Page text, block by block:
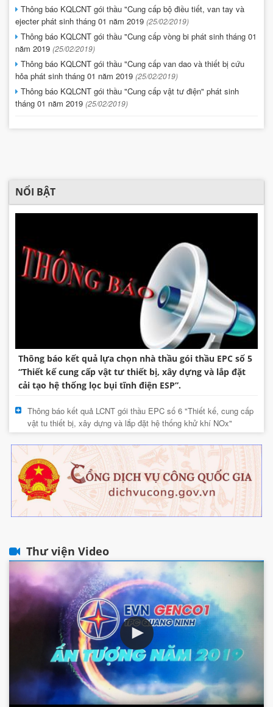
Thông báo KQLCNT gói thầu "Cung cấp bộ điều tiết, van tay và
ejecter phát sinh tháng 01 năm 2019 (25/02/2019)
Thông báo KQLCNT gói thầu "Cung cấp vòng bi phát sinh tháng 01
năm 2019 (25/02/2019)
Thông báo KQLCNT gói thầu "Cung cấp van dao và thiết bị cứu
hỏa phát sinh tháng 01 năm 2019 (25/02/2019)
Thông báo KQLCNT gói thầu "Cung cấp vật tư điện" phát sinh
tháng 01 năm 2019 (25/02/2019)
NỔI BẬT
Thông báo kết quả lựa chọn nhà thầu gói thầu EPC số 5
“Thiết kế cung cấp vật tư thiết bị, xây dựng và lắp đặt
cải tạo hệ thống lọc bụi tĩnh điện ESP”.
Thông báo kết quả LCNT gói thầu EPC số 6 "Thiết kế, cung cấp
vật tu thiết bị, xây dựng và lắp đặt hệ thống khử khí NOx"
Thư viện Video